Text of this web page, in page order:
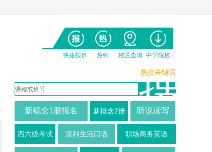
快捷报班 热销 校区查询 中学院校
热搜关键词
新概念1册报名 新概念2册 听说读写
四六级考试 流利生活口语 职场商务英语